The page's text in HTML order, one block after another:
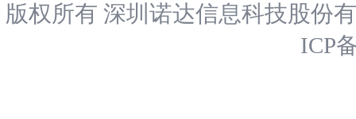
版权所有 深圳诺达信息科技股份
ICP